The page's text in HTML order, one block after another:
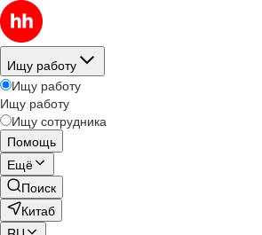
Ищу работу
Ищу работу
Ищу работу
Ищу сотрудника
Помощь
Ещё
Поиск
Китаб